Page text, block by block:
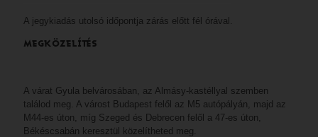
A jegykiadás utolsó időpontja zárás előtt fél órával.
MEGKÖZELÍTÉS
A várat Gyula belvárosában, az Almásy-kastéllyal szemben
találod meg. A várost Budapest felől az M5 autópályán, majd az
M44-es úton, míg Szeged és Debrecen felől a 47-es úton,
Békéscsabán keresztül közelítheted meg.